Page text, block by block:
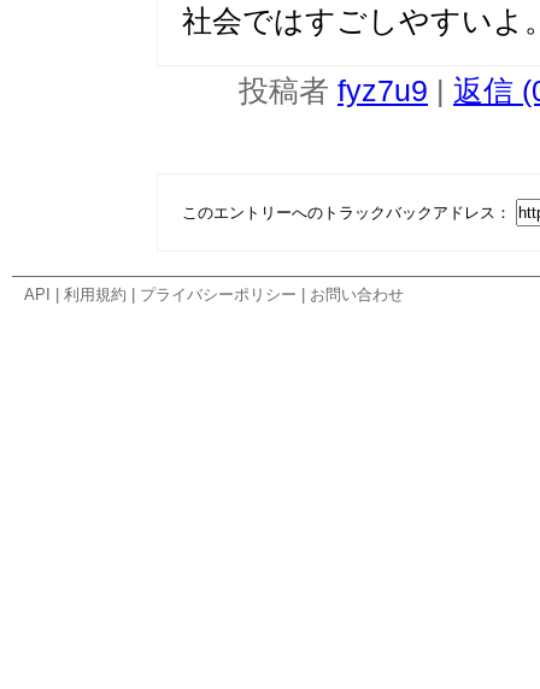
社会ではすごしやすいよ
投稿者 fyz7u9 返信
このエントリーへのトラックバックアドレス：
API 利用規約 プライバシーポリシー お問い合わせ